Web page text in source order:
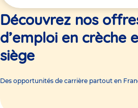
ici
Découvrez nos
d’emploi en crèche
siège
Des opportunités de carrière partout en